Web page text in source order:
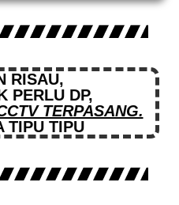
RISAU,
PERLU DP,
TERPASANG.
TIPU TIPU